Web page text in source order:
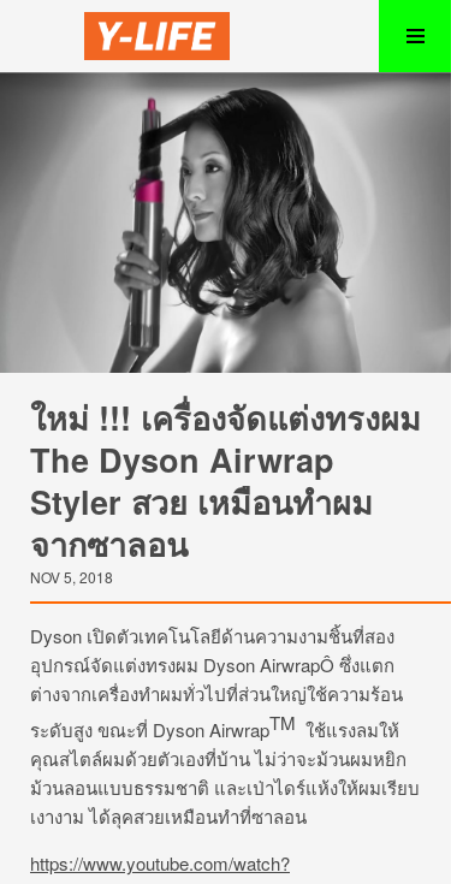
ใหม่ !!! เครื่องจัดแต่งทรงผม
The Dyson Airwrap
Styler สวย เหมือนทำผม
จากซาลอน
NOV 5, 2018
Dyson เปิดตัวเทคโนโลยีด้านความงามชิ้นที่สอง
อุปกรณ์จัดแต่งทรงผม Dyson AirwrapÔ ซึ่งแตก
ต่างจากเครื่องทำผมทั่วไปที่ส่วนใหญ่ใช้ความร้อน
ระดับสูง ขณะที่ Dyson AirwrapTM ใช้แรงลมให้
คุณสไตล์ผมด้วยตัวเองที่บ้าน ไม่ว่าจะม้วนผมหยิก
ม้วนลอนแบบธรรมชาติ และเป่าไดร์แห้งให้ผมเรียบ
เงางาม ได้ลุคสวยเหมือนทำที่ซาลอน
https://www.youtube.com/watch?